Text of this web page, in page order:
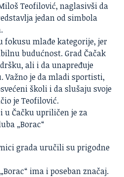
Teofilović, naglasivši da
jedan od simbola
fokusu mlađe kategorije, jer
budućnost. Grad Čačak
ali i da unapređuje
je da mladi sportisti,
školi i da slušaju svoje
je Teofilović.
grada uručili su prigodne
ima i poseban značaj.